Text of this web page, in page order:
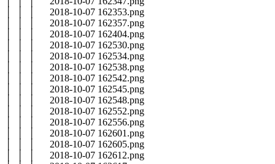
│ │ │ 2018-10-07 162353.png
│ │ │ 2018-10-07 162357.png
│ │ │ 2018-10-07 162404.png
│ │ │ 2018-10-07 162530.png
│ │ │ 2018-10-07 162534.png
│ │ │ 2018-10-07 162538.png
│ │ │ 2018-10-07 162542.png
│ │ │ 2018-10-07 162545.png
│ │ │ 2018-10-07 162548.png
│ │ │ 2018-10-07 162552.png
│ │ │ 2018-10-07 162556.png
│ │ │ 2018-10-07 162601.png
│ │ │ 2018-10-07 162605.png
│ │ │ 2018-10-07 162612.png